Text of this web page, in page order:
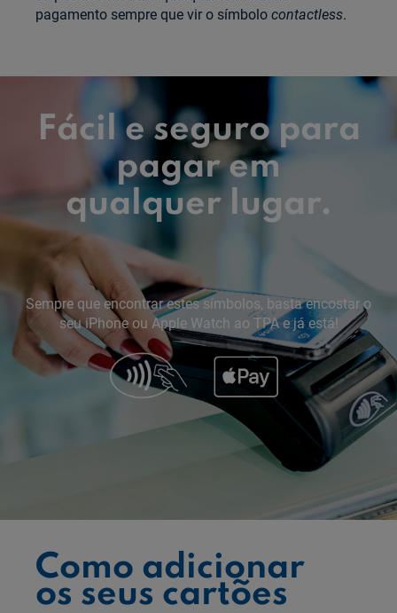
pagamento sempre que vir o símbolo contactless.
Fácil e seguro para
pagar em
qualquer lugar.
Sempre que encontrar estes símbolos, basta encostar o
seu iPhone ou Apple Watch ao TPA e já está!
Como adicionar
os seus cartões